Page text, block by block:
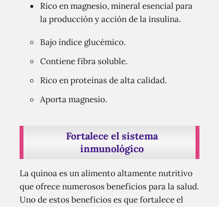
Rico en magnesio, mineral esencial para
la producción y acción de la insulina.
Bajo índice glucémico.
Contiene fibra soluble.
Rico en proteínas de alta calidad.
Aporta magnesio.
Fortalece el sistema
inmunológico
La quinoa es un alimento altamente nutritivo
que ofrece numerosos beneficios para la salud.
Uno de estos beneficios es que fortalece el